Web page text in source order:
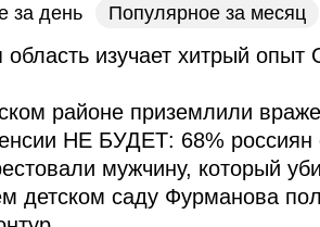
за день Популярное за месяц
область изучает хитрый
районе приземлили
НЕ БУДЕТ: 68% россиян
мужчину, который
детском саду Фурманова